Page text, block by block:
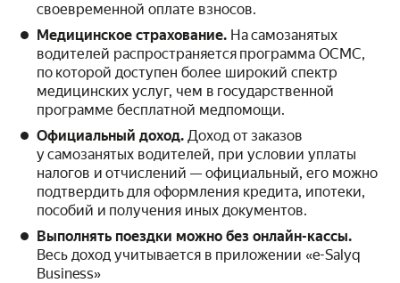
своевременной оплате взносов.
Медицинское страхование. На самозанятых
водителей распространяется программа ОСМС,
по которой доступен более широкий спектр
медицинских услуг, чем в государственной
программе бесплатной медпомощи.
Официальный доход . Доход от заказов
у самозанятых водителей, при условии уплаты
налогов и отчислений — официальный, его можно
подтвердить для оформления кредита, ипотеки,
пособий и получения иных документов.
Выполнять поездки можно без онлайн-кассы.
Весь доход учитывается в приложении «e-Salyq
Business»